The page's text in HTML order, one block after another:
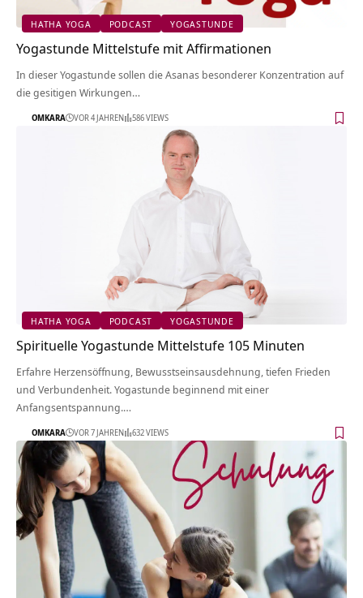
HATHA YOGA PODCAST YOGASTUNDE
Yogastunde Mittelstufe mit Affirmationen
In dieser Yogastunde sollen die Asanas besonderer Konzentration auf
die gesitigen Wirkungen…
OMKARA VOR 4 JAHREN 586 VIEWS
HATHA YOGA PODCAST YOGASTUNDE
Spirituelle Yogastunde Mittelstufe 105 Minuten
Erfahre Herzensöffnung, Bewusstseinsausdehnung, tiefen Frieden
und Verbundenheit. Yogastunde beginnend mit einer
Anfangsentspannung.…
OMKARA VOR 7 JAHREN 632 VIEWS